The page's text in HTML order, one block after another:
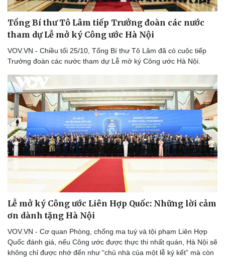
Thể thao
Bóng đá
Lịch thi đấu bóng đá
Thế giới thể thao
eSports
Hậu trường
Ô tô - Xe máy
Ô tô
Xe máy
Tư vấn
Tổng Bí thư Tô Lâm tiếp Trưởng đoàn các nước
tham dự Lễ mở ký Công ước Hà Nội
VOV.VN - Chiều tối 25/10, Tổng Bí thư Tô Lâm đã có cuộc tiếp
Trưởng đoàn các nước tham dự Lễ mở ký Công ước Hà Nội.
Lễ mở ký Công ước Liên Hợp Quốc: Những lời cảm
ơn dành tặng Hà Nội
VOV.VN - Cơ quan Phòng, chống ma tuý và tội phạm Liên Hợp
Quốc đánh giá, nếu Công ước được thực thi nhất quán, Hà Nội sẽ
không chỉ được nhớ đến như “chủ nhà của một lễ ký kết” mà còn